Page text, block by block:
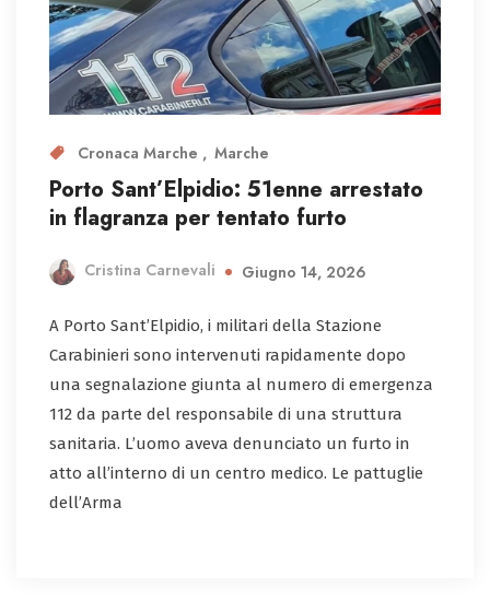
Cronaca Marche Marche
Porto Sant’Elpidio: 51enne arrestato
in flagranza per tentato furto
Cristina Carnevali Giugno 14, 2026
A Porto Sant’Elpidio, i militari della Stazione
Carabinieri sono intervenuti rapidamente dopo
una segnalazione giunta al numero di emergenza
112 da parte del responsabile di una struttura
sanitaria. L’uomo aveva denunciato un furto in
atto all’interno di un centro medico. Le pattuglie
dell’Arma